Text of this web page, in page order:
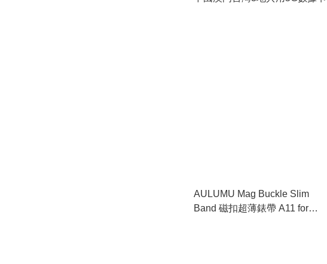
AULUMU Mag Buckle Slim
Band 磁扣超薄錶帶 A11 for